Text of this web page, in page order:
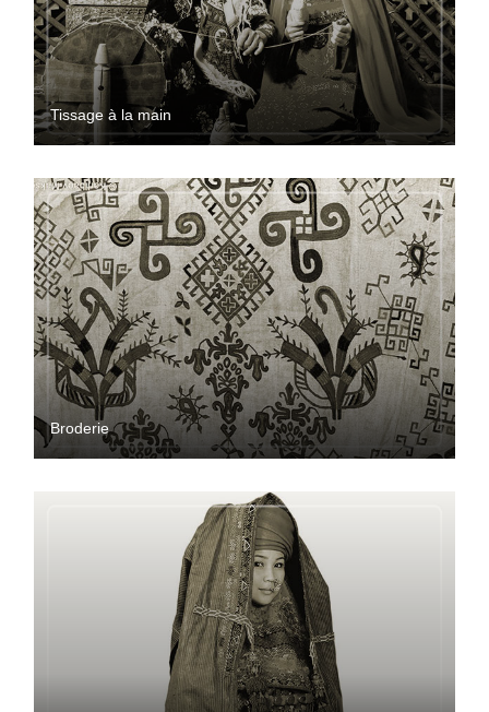
Tissage à la main
Broderie